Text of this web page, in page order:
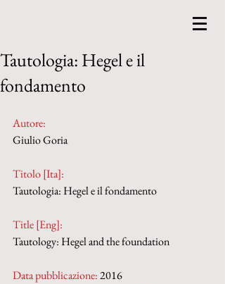
Tautologia: Hegel e il
fondamento
Autore:
Giulio Goria
Titolo [Ita]:
Tautologia: Hegel e il fondamento
Title [Eng]:
Tautology: Hegel and the foundation
Data pubblicazione: 2016